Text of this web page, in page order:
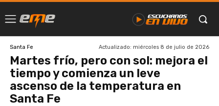
Santa Fe Actualizado: miércoles 8 de julio de 2026
Martes frío, pero con sol: mejora el
tiempo y comienza un leve
ascenso de la temperatura en
Santa Fe